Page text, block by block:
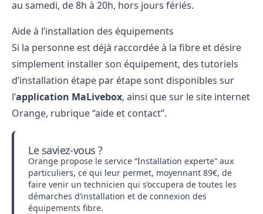
au samedi, de 8h à 20h, hors jours fériés.
Aide à l’installation des équipements
Si la personne est déjà raccordée à la fibre et désire
simplement installer son équipement, des tutoriels
d’installation étape par étape sont disponibles sur
l’application MaLivebox, ainsi que sur le site internet
Orange, rubrique “aide et contact”.
Le saviez-vous ?
Orange propose le service “Installation experte” aux
particuliers, ce qui leur permet, moyennant 89€, de
faire venir un technicien qui s’occupera de toutes les
démarches d’installation et de connexion des
équipements fibre.